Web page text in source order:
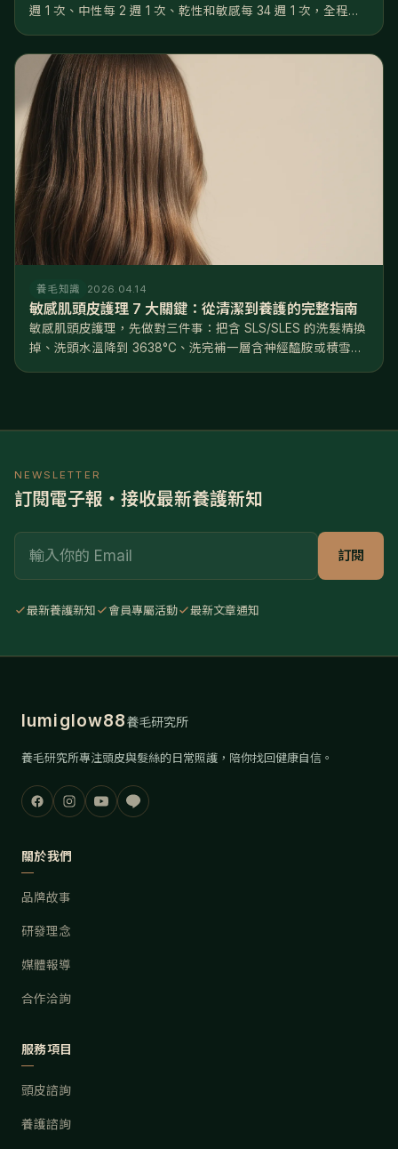
週 1 次、中性每 2 週 1 次、乾性和敏感每 34 週 1 次，全程用
堵塞率可以從 3550% 降到 1015%，後續養髮液...
養毛知識 2026.04.14
敏感肌頭皮護理 7 大關鍵：從清潔到養護的完整指南
敏感肌頭皮護理，先做對三件事：把含 SLS/SLES 的洗髮精換
掉、洗頭水溫降到 3638°C、洗完補一層含神經醯胺或積雪草
NEWSLETTER
訂閱電子報・接收最新養護新知
訂閱
最新養護新知 會員專屬活動 最新文章通知
lumiglow88養毛研究所
養毛研究所專注頭皮與髮絲的日常照護，陪你找回健康自信。
關於我們
品牌故事
研發理念
媒體報導
合作洽詢
服務項目
頭皮諮詢
養護諮詢